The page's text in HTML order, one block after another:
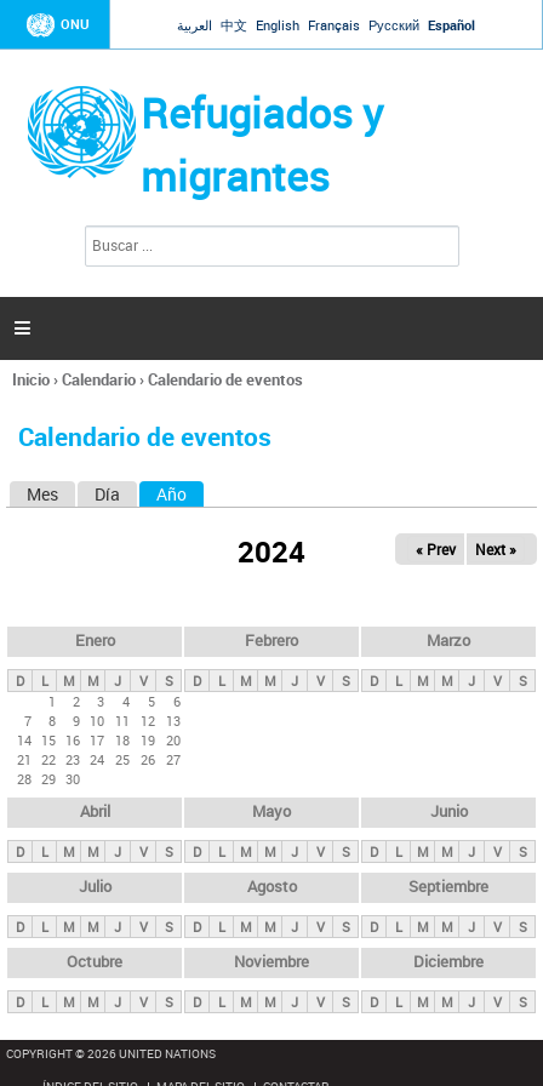
Jump to navigation
ONU العربية 中文 English Français Русский Español
Refugiados y
migrantes
l
d
s

Se
usted
Inicio›Calendario›Calendario de eventos
Calendario de eventos
s
p
n
i
p
a
l
s
Mes Día Año
2024 « Prev Next »
Enero
D L M M J V
S
1
2 3 4 5
6
7
8 9 10 11 12
13
14 15 16 17 18 19 20
21
22 23 24 25 26 27
28 29 30
Febrero
D L M M J V S
Marzo
D L M M J V S
Abril
D L M M J V S
Mayo
D L M M J V S
Junio
D L M M J V S
Julio
D L M M J V S
Agosto
D L M M J V S
Septiembre
D L M M J V S
Octubre
D L M M J V S
Noviembre
D L M M J V S
Diciembre
D L M M J V S
COPYRIGHT © 2026 UNITED NATIONS